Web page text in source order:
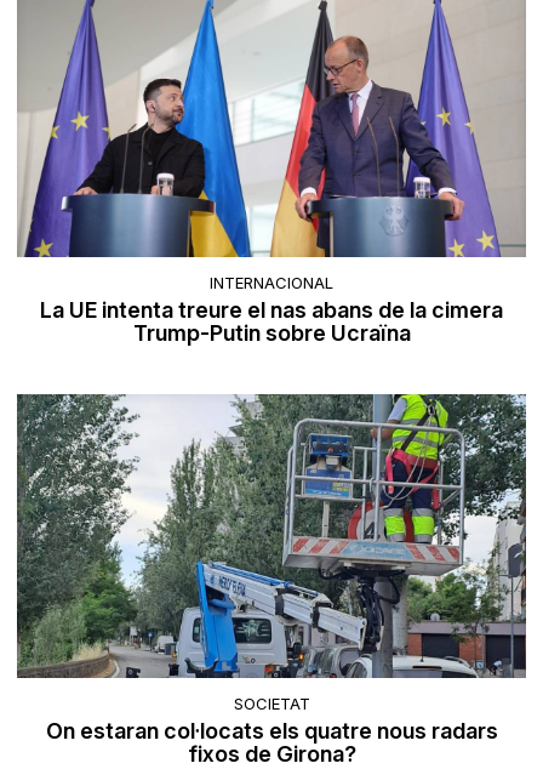
INTERNACIONAL
La UE intenta treure el nas abans de la cimera
Trump-Putin sobre Ucraïna
SOCIETAT
On estaran col·locats els quatre nous radars
fixos de Girona?